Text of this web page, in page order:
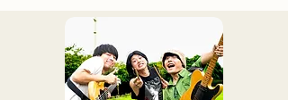
て」、FBS「福岡く
ん。」、「発見らくちゃ
く！」やFUKUOKA
STREET PARTY、
ードの繊細さを併せ持つ楽
曲を届けている。